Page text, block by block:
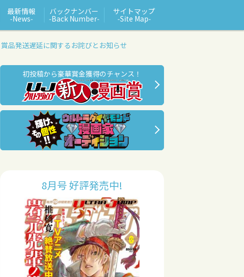
最新情報
‑News‑
バックナンバー
‑Back Number‑
サイトマップ
‑Site Map‑
賞品発送遅延に関するお詫びとお知らせ
初投稿から豪華賞金獲得のチャンス！
8月号 好評発売中!